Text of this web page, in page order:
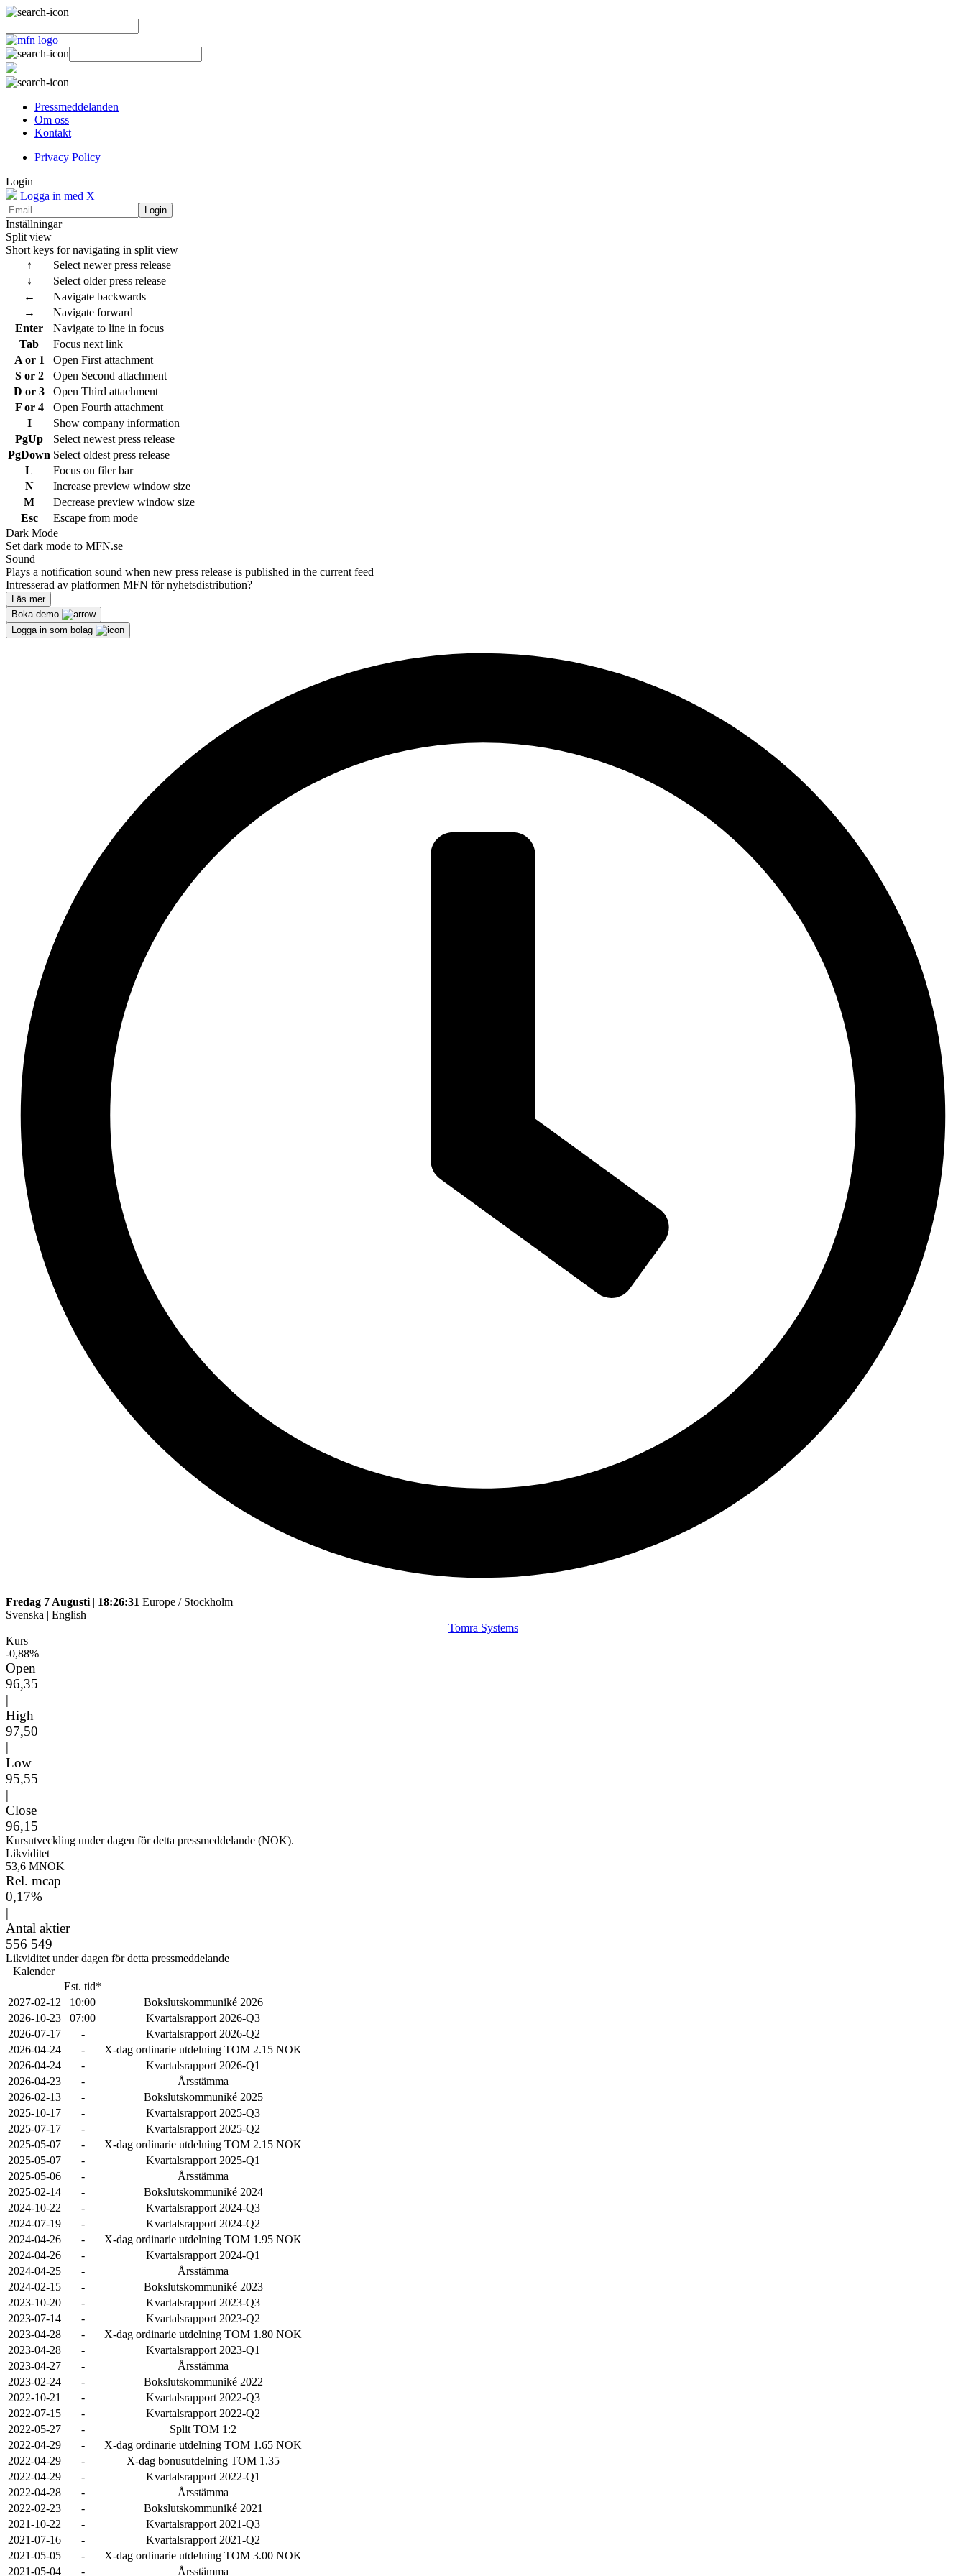
Pressmeddelanden
Om oss
Kontakt
Privacy Policy
Login
Logga in med X
Login
Inställningar
Split view
Short keys for navigating in split view
↑
Select newer press release
↓
Select older press release
←
Navigate backwards
→
Navigate forward
Enter
Navigate to line in focus
Tab
Focus next link
A or 1
Open First attachment
S or 2
Open Second attachment
D or 3
Open Third attachment
F or 4
Open Fourth attachment
I
Show company information
PgUp
Select newest press release
PgDown Select oldest press release
L
Focus on filer bar
N
Increase preview window size
M
Decrease preview window size
Esc
Escape from mode
Dark Mode
Set dark mode to MFN.se
Sound
Plays a notification sound when new press release is published in the current feed
Intresserad av platformen MFN för nyhetsdistribution?
Läs mer
Boka demo
Logga in som bolag
Fredag 7 Augusti | 18:26:31 Europe / Stockholm
Svenska | English
Tomra Systems
Kurs
-0,88%
Open
96,35
|
High
97,50
|
Low
95,55
|
Close
96,15
Kursutveckling under dagen för detta pressmeddelande (NOK).
Likviditet
53,6 MNOK
Rel. mcap
0,17%
|
Antal aktier
556 549
Likviditet under dagen för detta pressmeddelande
Kalender
Est. tid*
2027-02-12
10:00
Bokslutskommuniké 2026
2026-10-23
07:00
Kvartalsrapport 2026-Q3
2026-07-17
-
Kvartalsrapport 2026-Q2
2026-04-24
-
X-dag ordinarie utdelning TOM 2.15 NOK
2026-04-24
-
Kvartalsrapport 2026-Q1
2026-04-23
-
Årsstämma
2026-02-13
-
Bokslutskommuniké 2025
2025-10-17
-
Kvartalsrapport 2025-Q3
2025-07-17
-
Kvartalsrapport 2025-Q2
2025-05-07
-
X-dag ordinarie utdelning TOM 2.15 NOK
2025-05-07
-
Kvartalsrapport 2025-Q1
2025-05-06
-
Årsstämma
2025-02-14
-
Bokslutskommuniké 2024
2024-10-22
-
Kvartalsrapport 2024-Q3
2024-07-19
-
Kvartalsrapport 2024-Q2
2024-04-26
-
X-dag ordinarie utdelning TOM 1.95 NOK
2024-04-26
-
Kvartalsrapport 2024-Q1
2024-04-25
-
Årsstämma
2024-02-15
-
Bokslutskommuniké 2023
2023-10-20
-
Kvartalsrapport 2023-Q3
2023-07-14
-
Kvartalsrapport 2023-Q2
2023-04-28
-
X-dag ordinarie utdelning TOM 1.80 NOK
2023-04-28
-
Kvartalsrapport 2023-Q1
2023-04-27
-
Årsstämma
2023-02-24
-
Bokslutskommuniké 2022
2022-10-21
-
Kvartalsrapport 2022-Q3
2022-07-15
-
Kvartalsrapport 2022-Q2
2022-05-27
-
Split TOM 1:2
2022-04-29
-
X-dag ordinarie utdelning TOM 1.65 NOK
2022-04-29
-
X-dag bonusutdelning TOM 1.35
2022-04-29
-
Kvartalsrapport 2022-Q1
2022-04-28
-
Årsstämma
2022-02-23
-
Bokslutskommuniké 2021
2021-10-22
-
Kvartalsrapport 2021-Q3
2021-07-16
-
Kvartalsrapport 2021-Q2
2021-05-05
-
X-dag ordinarie utdelning TOM 3.00 NOK
2021-05-04
- Årsstämma